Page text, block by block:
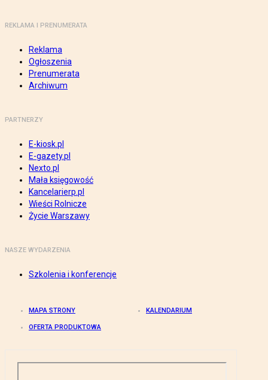
REKLAMA I PRENUMERATA
Reklama
Ogłoszenia
Prenumerata
Archiwum
PARTNERZY
E-kiosk.pl
E-gazety.pl
Nexto.pl
Mała księgowość
Kancelarierp.pl
Wieści Rolnicze
Życie Warszawy
NASZE WYDARZENIA
Szkolenia i konferencje
MAPA STRONY KALENDARIUM
OFERTA PRODUKTOWA